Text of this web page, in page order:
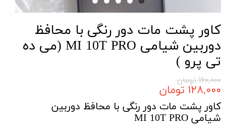
کاور پشت مات دور رنگی با محافظ
دوربین شیامی MI 10T PRO (می ده
تی پرو )
۱۶۰,۰۰۰ تومان
۱۲۸,۰۰۰ تومان
کاور پشت مات دور رنگی با محافظ دوربین
شیامی MI 10T PRO